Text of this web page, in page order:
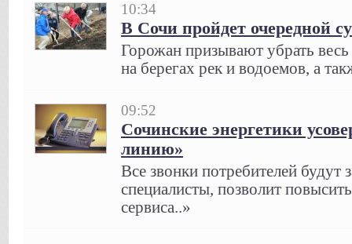
10:34
В Сочи пройдет очередной
Горожан призывают убрать
на берегах рек и водоемов, а
09:52
Сочинские энергетики
линию»
Все звонки потребителей будут
специалисты, позволит
сервиса..»